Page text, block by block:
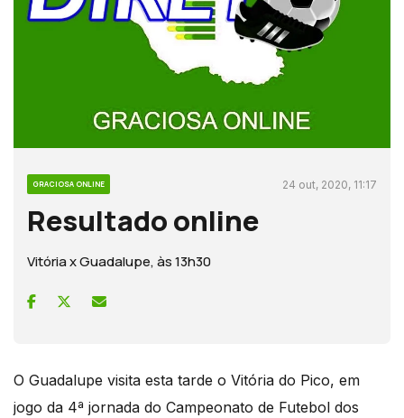
GRACIOSA ONLINE 24 out, 2020, 11:17
Resultado online
Vitória x Guadalupe, às 13h30
O Guadalupe visita esta tarde o Vitória do Pico, em
jogo da 4ª jornada do Campeonato de Futebol dos